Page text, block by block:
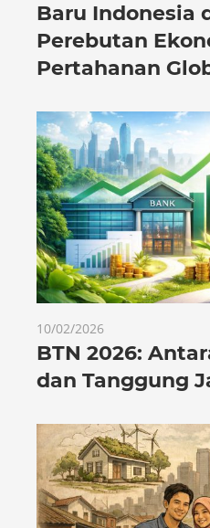
Baru Indonesia
Perebutan
Pertahanan
10/02/2026
BTN 2026:
dan Tanggung